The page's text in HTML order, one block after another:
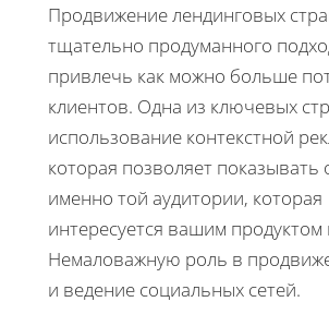
Продвижение лендинговых
тщательно продуманного
привлечь как можно больше
клиентов. Одна из ключевых
использование контекстной
которая позволяет показывать
именно той аудитории, которая
интересуется вашим продуктом
Немаловажную роль в
и ведение социальных сетей.